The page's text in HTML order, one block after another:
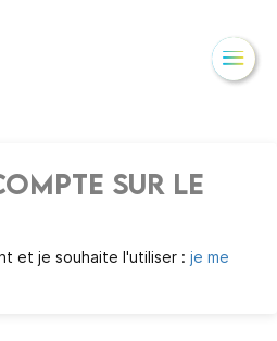
sur le
et je souhaite l'utiliser : je me